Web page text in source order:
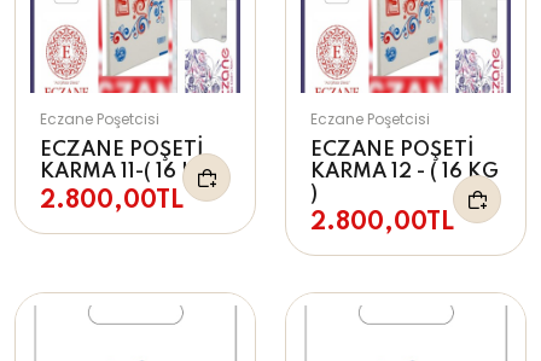
Eczane Poşetcisi
ECZANE POŞETİ
KARMA 11-( 16 KG )
2.800,00TL
Eczane Poşetcisi
ECZANE POŞETİ
KARMA 12 - ( 16 KG
)
2.800,00TL